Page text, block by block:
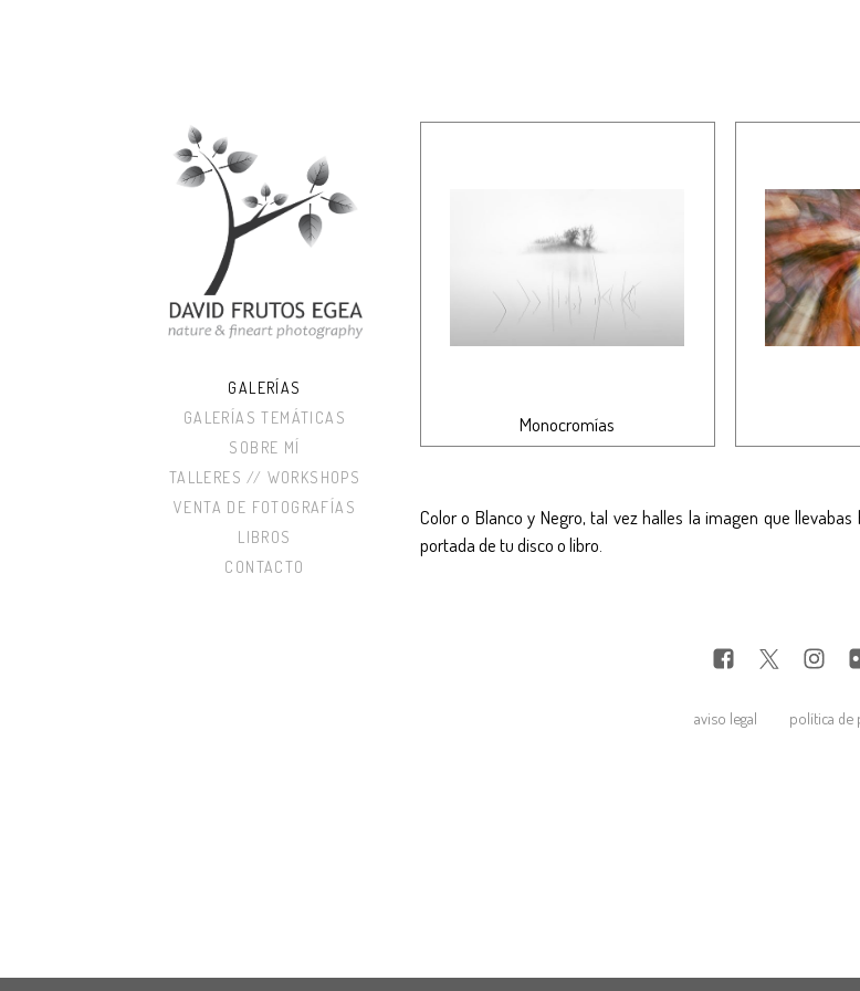
GALERÍAS
GALERÍAS TEMÁTICAS
SOBRE MÍ
TALLERES // WORKSHOPS
VENTA DE FOTOGRAFÍAS
LIBROS
CONTACTO
Monocromías
Color o Blanco y Negro, tal vez halles la imagen que
portada de tu disco o libro.
aviso legal política de